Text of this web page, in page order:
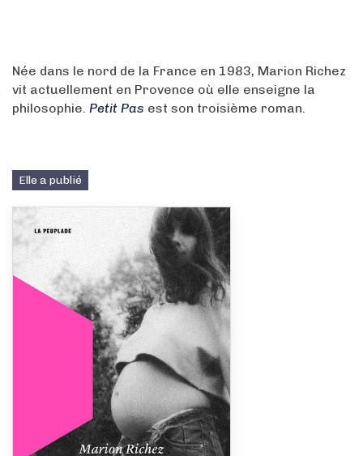
Née dans le nord de la France en 1983, Marion Richez
vit actuellement en Provence où elle enseigne la
philosophie. Petit Pas est son troisième roman.
Elle a publié